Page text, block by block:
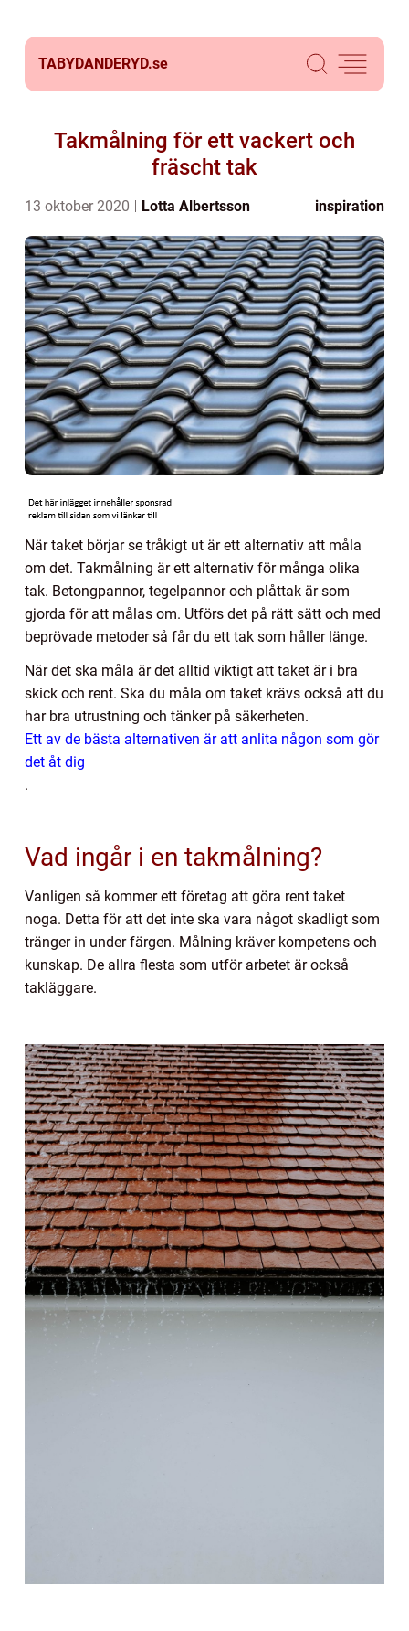
TABYDANDERYD.se
Takmålning för ett vackert och
fräscht tak
13 oktober 2020 Lotta Albertsson inspiration
När taket börjar se tråkigt ut är ett alternativ att måla
om det. Takmålning är ett alternativ för många olika
tak. Betongpannor, tegelpannor och plåttak är som
gjorda för att målas om. Utförs det på rätt sätt och med
beprövade metoder så får du ett tak som håller länge.
När det ska måla är det alltid viktigt att taket är i bra
skick och rent. Ska du måla om taket krävs också att du
har bra utrustning och tänker på säkerheten.
Ett av de bästa alternativen är att anlita någon som gör
det åt dig
.
Vad ingår i en takmålning?
Vanligen så kommer ett företag att göra rent taket
noga. Detta för att det inte ska vara något skadligt som
tränger in under färgen. Målning kräver kompetens och
kunskap. De allra flesta som utför arbetet är också
takläggare.